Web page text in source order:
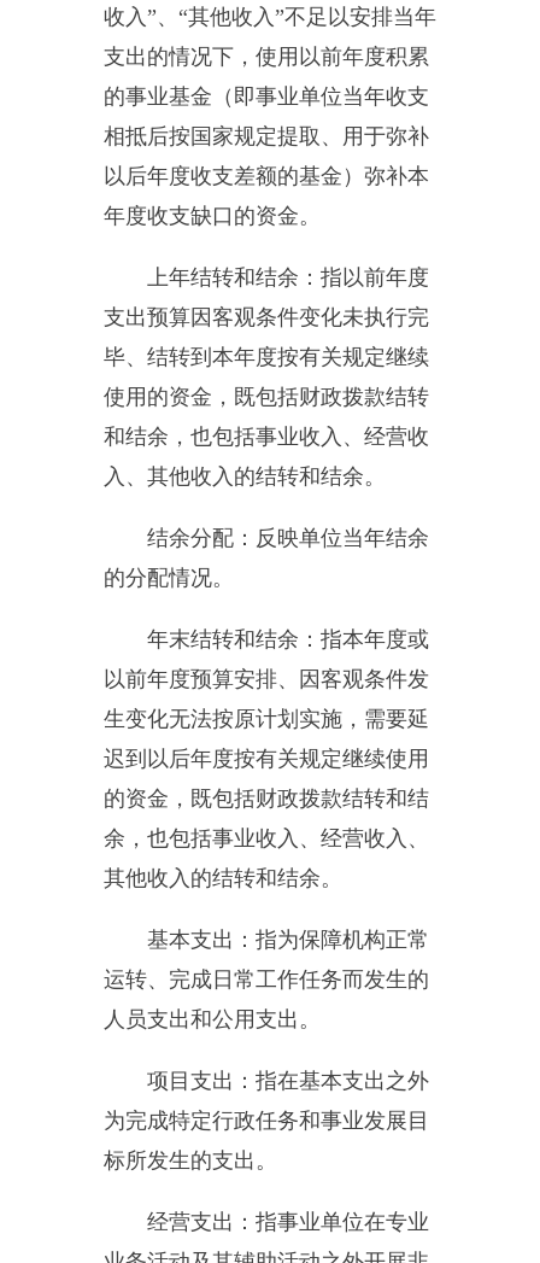
单位发生的用非财政预算资金对附
属单位的补助支出。
“三公”经费：指用一般公共预
费、公务用车购置及运行费和公务
接待费。其中，因公出国（境）费
反映单位公务出国（境）的住宿
训费等支出；公务用车购置及运行
费反映单位公务用车购置费及租用
费、燃料费、维修费、过路过桥
费、保险费、安全奖励费用等支
出；公务接待费反映单位按规定开
支出。
位（含参照公务员法管理的事业单
位）运行用于购买货物和服务的各
项资金，包括办公及印刷费、邮电
常维修费、专用材料及一般设备购
置费、办公用房水电费、办公用房
取暖费、办公用房物业管理费、公
务用车运行维护费以及其他费用。
本单位支出功能分类说明。
205（类）02（款）02（项）：指
小学教育。 205 （类） 01
其他有关说明内容：无 。
附件1：新疆乌恰县教育局会
附件2： 2015年部门决算公开